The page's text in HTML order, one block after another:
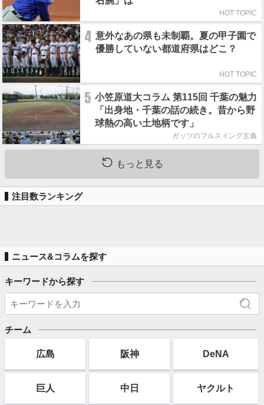
HOT TOPIC
4 意外なあの県も未制覇。夏の甲子園で
優勝していない都道府県はどこ？
HOT TOPIC
5 小笠原道大コラム 第115回 千葉の魅力
「出身地・千葉の話の続き。昔から野
球熱の高い土地柄です」
ガッツのフルスイング主義
もっと見る
注目数ランキング
ニュース&コラムを探す
キーワードから探す
チーム
広島 阪神 DeNA
巨人 中日 ヤクルト